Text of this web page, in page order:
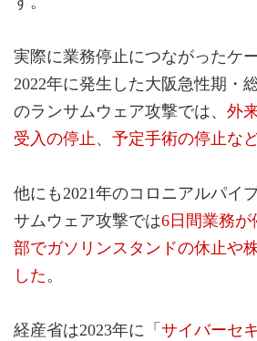
実際に業務停止につながったケ
2022年に発生した大阪急性期・
のランサムウェア攻撃では、 外
受入の停止、予定手術の停止な
他にも2021年のコロニアルパイ
サムウェア攻撃では6日間業務
部でガソリンスタンドの休止や
した。
経産省は2023年に「 サイバーセ